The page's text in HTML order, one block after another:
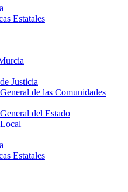
Estatales
Justicia
de las Comunidades
del Estado
Estatales